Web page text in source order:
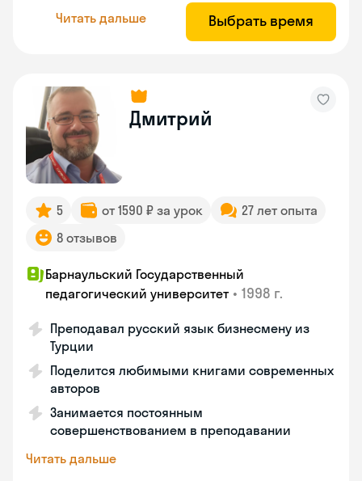
Читать дальше Выбрать время
Дмитрий
5 от 1590 ₽ за урок
27 лет опыта
8 отзывов
Барнаульский Государственный
педагогический университет • 1998 г.
Преподавал русский язык бизнесмену из
Турции
Поделится любимыми книгами современных
авторов
Занимается постоянным
совершенствованием в преподавании
Читать дальше